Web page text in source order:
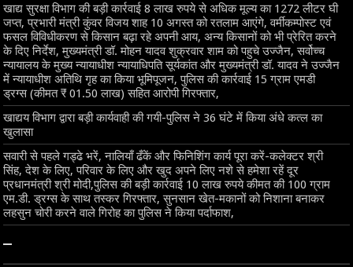
खाद्य सुरक्षा विभाग की बड़ी कार्रवाई 8 लाख रुपये से अधिक मूल्य का 1272 लीटर घी
जप्त, प्रभारी मंत्री कुंवर विजय शाह 10 अगस्त को रतलाम आएंगे, वर्मीकम्पोस्ट एवं
फसल विविधीकरण से किसान बढ़ा रहे अपनी आय, अन्य किसानों को भी प्रेरित करने
के दिए निर्देश, मुख्यमंत्री डॉ. मोहन यादव शुक्रवार शाम को पहुचे उज्जैन, सर्वोच्च
न्यायालय के मुख्‍य न्‍यायाधीश न्यायाधिपति सूर्यकांत और मुख्यमंत्री डॉ. यादव ने उज्जैन
में न्यायाधीश अतिथि गृह का किया भूमिपूजन, पुलिस की कार्रवाई 15 ग्राम एमडी
ड्रग्स (कीमत ₹ 01.50 लाख) सहित आरोपी गिरफ्तार,
खाद्यय विभाग द्वारा बड़ी कार्यवाही की गयी-पुलिस ने 36 घंटे में किया अंधे कत्ल का
खुलासा
सवारी से पहले गड्ढे भरें, नालियाँ ढँकें और फिनिशिंग कार्य पूरा करें-कलेक्टर श्री
सिंह, देश के लिए, परिवार के लिए और खुद अपने लिए नशे से हमेशा रहें दूर
प्रधानमंत्री श्री मोदी,पुलिस की बड़ी कार्रवाई 10 लाख रुपये कीमत की 100 ग्राम
एम.डी. ड्रग्स के साथ तस्कर गिरफ्तार, सुनसान खेत-मकानों को निशाना बनाकर
लहसुन चोरी करने वाले गिरोह का पुलिस ने किया पर्दाफाश,
–